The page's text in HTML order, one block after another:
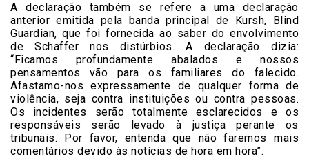
A declaração também se refere a uma declaração
anterior emitida pela banda principal de Kursh, Blind
Guardian, que foi fornecida ao saber do envolvimento
de Schaffer nos distúrbios. A declaração dizia:
“Ficamos profundamente abalados e nossos
pensamentos vão para os familiares do falecido.
Afastamo-nos expressamente de qualquer forma de
violência, seja contra instituições ou contra pessoas.
Os incidentes serão totalmente esclarecidos e os
responsáveis serão levado à justiça perante os
tribunais. Por favor, entenda que não faremos mais
comentários devido às notícias de hora em hora”.